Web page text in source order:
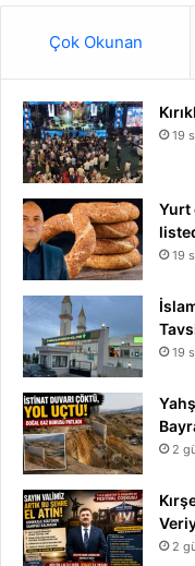
Çok Okunan
19
Yurt
19
19
2
2